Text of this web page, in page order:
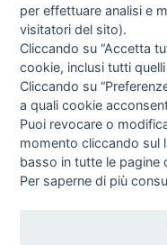
CORSO ITALIA 97 -
per effettuare analisi e
visitatori del sito).
Cliccando su “Accetta
cookie, inclusi tutti
Cliccando su
a quali cookie
Puoi revocare o
momento cliccando sul
basso in tutte le pagine
Per saperne di più